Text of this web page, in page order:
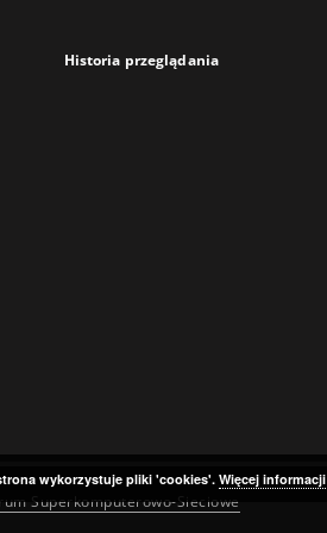
Historia przeglądania
Superkomputerowo-Sieciowe
wykorzystuje pliki 'cookies'.Więcej informacji